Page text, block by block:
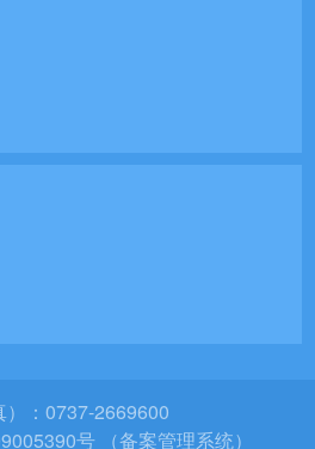
）：0737-2669600
号 （备案管理系统）